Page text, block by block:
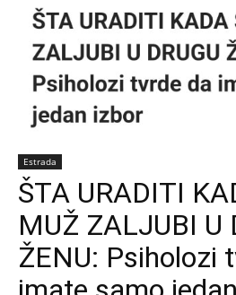
Estrada
ŠTA URADITI
MUŽ ZALJUBI U
ŽENU: Psiholozi